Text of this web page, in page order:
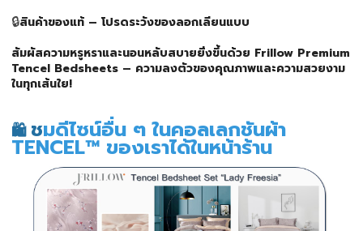
🔒สินค้าของแท้ – โปรดระวังของลอกเลียนแบบ
สัมผัสความหรูหราและนอนหลับสบายยิ่งขึ้นด้วย Frillow Premium
Tencel Bedsheets – ความลงตัวของคุณภาพและความสวยงาม
ในทุกเส้นใย!
🛍️ ชมดีไซน์อื่น ๆ ในคอลเลกชันผ้า
TENCEL™ ของเราได้ในหน้าร้าน